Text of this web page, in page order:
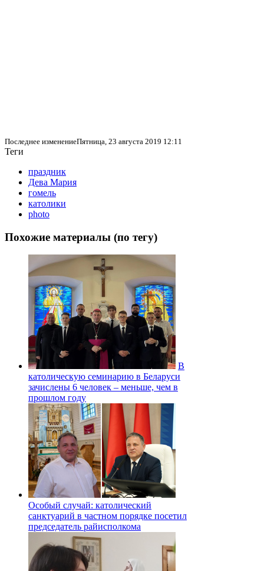
Последнее изменениеПятница, 23 августа 2019 12:11
Теги
праздник
Дева Мария
гомель
католики
photo
Похожие материалы (по тегу)
В
католическую семинарию в Беларуси
зачислены 6 человек – меньше, чем в
прошлом году
Особый случай: католический
санктуарий в частном порядке посетил
председатель райисполкома